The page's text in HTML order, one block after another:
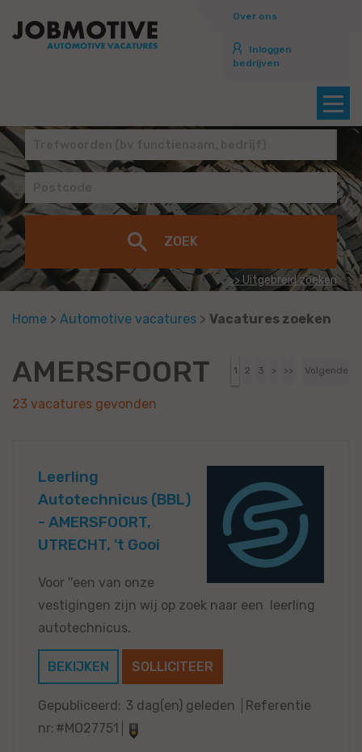
Over ons
Inloggen
bedrijven
>> Uitgebreid zoeken
Home > Automotive vacatures > Vacatures zoeken
AMERSFOORT
23 vacatures gevonden
1 2 3 > >> Volgende
Leerling
Autotechnicus (BBL)
- AMERSFOORT,
UTRECHT, 't Gooi
Voor ''een van onze
vestigingen zijn wij op zoek naar een leerling
autotechnicus.
BEKIJKEN SOLLICITEER
Gepubliceerd: 3 dag(en) geleden
Referentie
nr: #MO27751